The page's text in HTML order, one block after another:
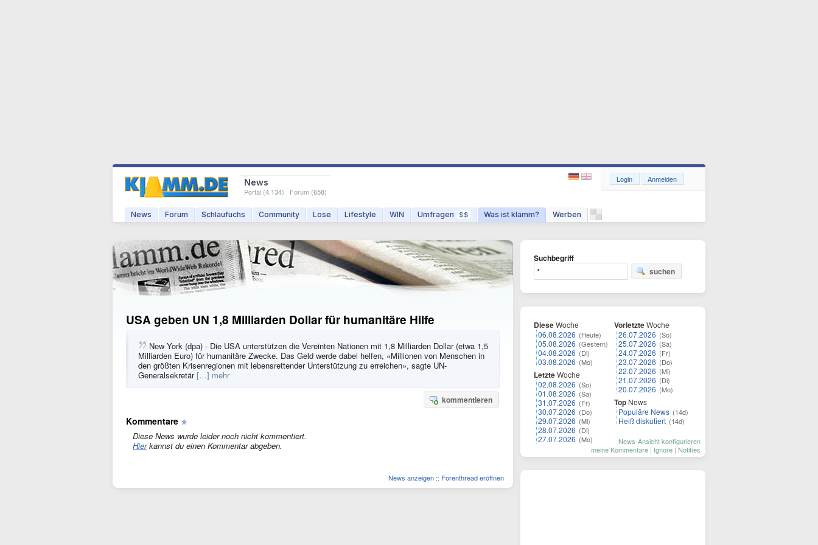
News
Portal (4.134) · Forum (658)
News Forum Schlaufuchs Community Lose Lifestyle WIN Umfragen $$ Was ist klamm? Werben
Login Anmelden
USA geben UN 1,8 Milliarden Dollar für humanitäre Hilfe
New York (dpa) - Die USA unterstützen die Vereinten Nationen mit 1,8 Milliarden Dollar (etwa 1,5
Milliarden Euro) für humanitäre Zwecke. Das Geld werde dabei helfen, «Millionen von Menschen in
den größten Krisenregionen mit lebensrettender Unterstützung zu erreichen», sagte UN-
Generalsekretär […] mehr
kommentieren
Kommentare
Diese News wurde leider noch nicht kommentiert.
Hierkannst du einen Kommentar abgeben.
News anzeigen :: Forenthread eröffnen
Suchbegriff
suchen
DieseWoche
06.08.2026 (Heute)
05.08.2026 (Gestern)
04.08.2026 (Di)
03.08.2026 (Mo)
LetzteWoche
02.08.2026 (So)
01.08.2026 (Sa)
31.07.2026 (Fr)
30.07.2026 (Do)
29.07.2026 (Mi)
28.07.2026 (Di)
27.07.2026 (Mo)
VorletzteWoche
26.07.2026 (So)
25.07.2026 (Sa)
24.07.2026 (Fr)
23.07.2026 (Do)
22.07.2026 (Mi)
21.07.2026 (Di)
20.07.2026 (Mo)
Top News
Populäre News (14d)
Heiß diskutiert (14d)
News-Ansicht konfigurieren
meine Kommentare | Ignore | Notifies